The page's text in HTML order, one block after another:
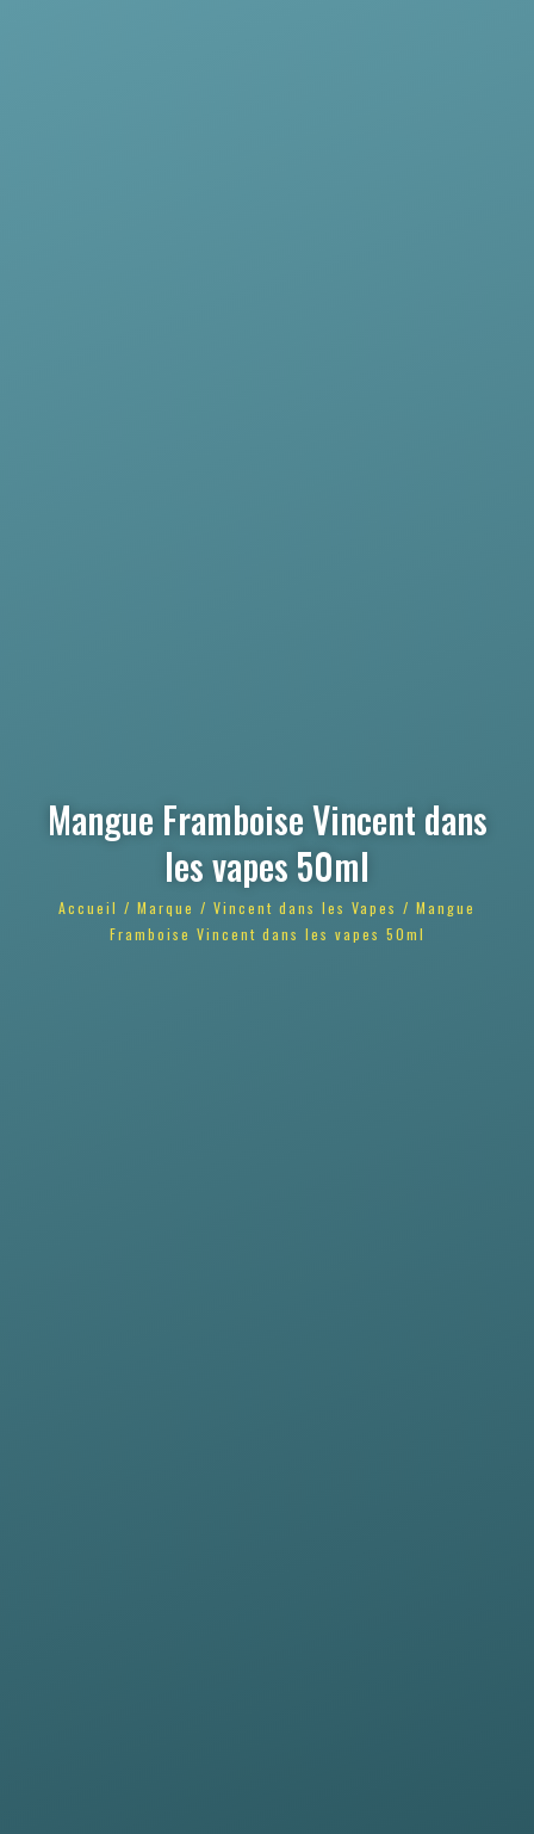
Mangue Framboise Vincent dans
les vapes 50ml
Accueil / Marque / Vincent dans les Vapes / Mangue
Framboise Vincent dans les vapes 50ml